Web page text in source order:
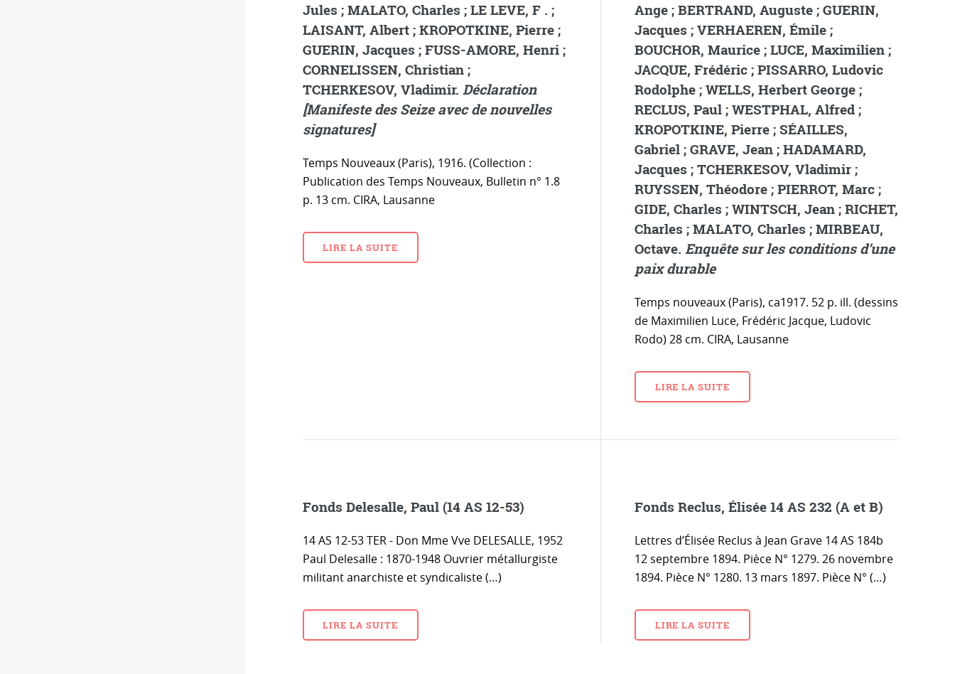
Jules ; MALATO, Charles ; LE LEVE, F . ;
LAISANT, Albert ; KROPOTKINE, Pierre ;
GUERIN, Jacques ; FUSS-AMORE, Henri ;
CORNELISSEN, Christian ;
TCHERKESOV, Vladimir. Déclaration
[Manifeste des Seize avec de nouvelles
signatures]
Temps Nouveaux (Paris), 1916. (Collection :
Publication des Temps Nouveaux, Bulletin n° 1.8
p. 13 cm. CIRA, Lausanne
LIRE LA SUITE
Ange ; BERTRAND, Auguste ; GUERIN,
Jacques ; VERHAEREN, Émile ;
BOUCHOR, Maurice ; LUCE, Maximilien ;
JACQUE, Frédéric ; PISSARRO, Ludovic
Rodolphe ; WELLS, Herbert George ;
RECLUS, Paul ; WESTPHAL, Alfred ;
KROPOTKINE, Pierre ; SÉAILLES,
Gabriel ; GRAVE, Jean ; HADAMARD,
Jacques ; TCHERKESOV, Vladimir ;
RUYSSEN, Théodore ; PIERROT, Marc ;
GIDE, Charles ; WINTSCH, Jean ; RICHET,
Charles ; MALATO, Charles ; MIRBEAU,
Octave. Enquête sur les conditions d’une
paix durable
Temps nouveaux (Paris), ca1917. 52 p. ill. (dessins
de Maximilien Luce, Frédéric Jacque, Ludovic
Rodo) 28 cm. CIRA, Lausanne
LIRE LA SUITE
Fonds Delesalle, Paul (14 AS 12-53)
14 AS 12-53 TER - Don Mme Vve DELESALLE, 1952
Paul Delesalle : 1870-1948 Ouvrier métallurgiste
militant anarchiste et syndicaliste (…)
LIRE LA SUITE
Fonds Reclus, Élisée 14 AS 232 (A et B)
Lettres d’Élisée Reclus à Jean Grave 14 AS 184b
12 septembre 1894. Pièce N° 1279. 26 novembre
1894. Pièce N° 1280. 13 mars 1897. Pièce N° (…)
LIRE LA SUITE